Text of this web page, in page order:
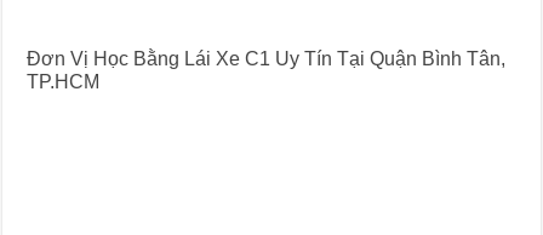
Đơn Vị Học Bằng Lái Xe C1 Uy Tín Tại Quận Bình Tân,
TP.HCM